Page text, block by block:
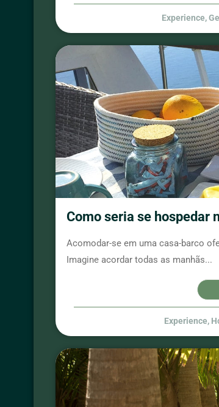
Experience,
Como seria se hospedar
Acomodar-se em uma casa-barco
Imagine acordar todas as manhãs...
Experience,